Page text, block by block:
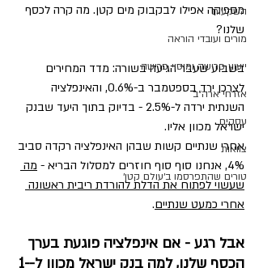
השקעות
מורים ועובדי הוראה
ייעוץ פרישה ומיסוי פרישה
אזרחי ארה״ב
עסקים
צוואות
טורים שהתפרסמו ב׳עולם קטן׳
מספיקה אפילו לבקבוק מים קטן. מה קרה לכסף
שלנו?
בשבוע שעבר הגיעה בשורה: מדד המחירים
לצרכן ירד בספטמבר ב-0.6%, והאינפלציה
השנתית ירדה ל-2.5% - בדיוק בתוך היעד שבנק
ישראל מכוון אליו.
אחרי שנתיים קשות שבהן האינפלציה רקדה סביב
4%, אנחנו סוף סוף חוזרים למסלול הבריא -
מה
שעשוי לפתוח את הדלת להורדת ריבית ראשונה
אחרי כמעט שנתיים.
אבל רגע - אם אינפלציה פוגעת בערך
הכסף שלנו, למה בנק ישראל מכוון ל-1-